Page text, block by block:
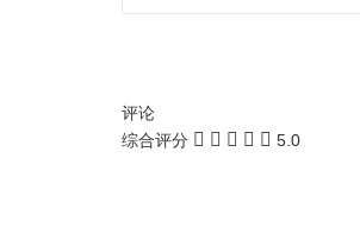
评论
综合评分
5.0